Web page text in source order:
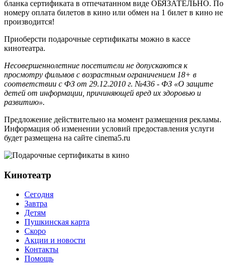
бланка сертификата в отпечатанном виде ОБЯЗАТЕЛЬНО. По
номеру оплата билетов в кино или обмен на 1 билет в кино не
производится!
Приоберсти подарочные сертификаты можно в кассе
кинотеатра.
Несовершеннолетние посетители не допускаются к
просмотру фильмов с возрастным ограничением 18+ в
соответствии с ФЗ от 29.12.2010 г. №436 - ФЗ «О защите
детей от информации, причиняющей вред их здоровью и
развитию».
Предложение действительно на момент размещения рекламы.
Информация об изменении условий предоставления услуги
будет размещена на сайте cinema5.ru
Кинотеатр
Сегодня
Завтра
Детям
Пушкинская карта
Скоро
Акции и новости
Контакты
Помощь